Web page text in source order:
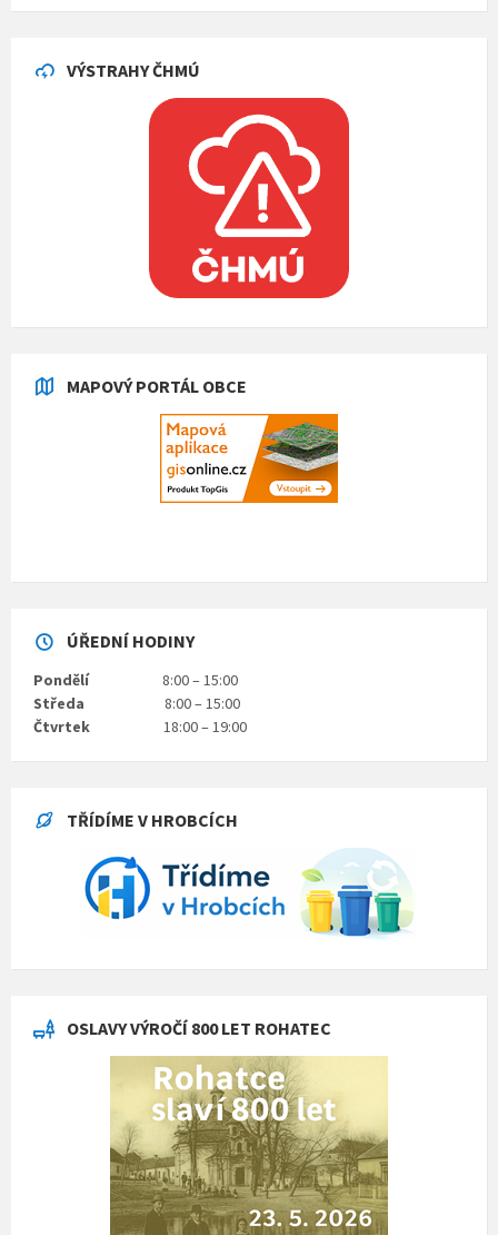
VÝSTRAHY ČHMÚ
MAPOVÝ PORTÁL OBCE
ÚŘEDNÍ HODINY
Pondělí 8:00 – 15:00
Středa
8:00 – 15:00
Čtvrtek 18:00 – 19:00
TŘÍDÍME V HROBCÍCH
OSLAVY VÝROČÍ 800 LET ROHATEC